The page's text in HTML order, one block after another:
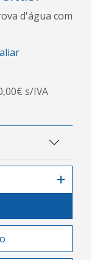
d'água com
s/IVA